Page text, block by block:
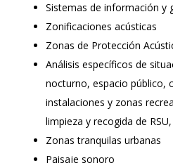
Sistemas de información y
Zonificaciones acústicas
Zonas de Protección
Análisis específicos de
nocturno, espacio público,
instalaciones y zonas
limpieza y recogida de
Zonas tranquilas urbanas
Paisaje sonoro